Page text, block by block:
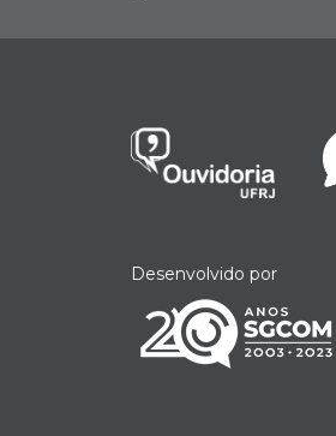
Desenvolvido por